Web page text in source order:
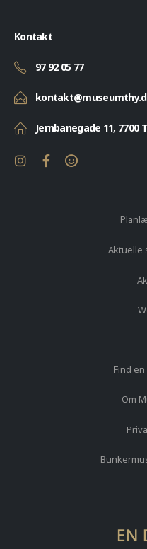
Kontakt
97 92 05 77
Jernbanegade 11, 7700
Aktuelle
Find
Om